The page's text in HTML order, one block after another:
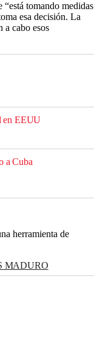
tomando medidas
esa decisión. La
a cabo esos
en EEUU
a Cuba
herramienta de
MADURO
COLOMBIA